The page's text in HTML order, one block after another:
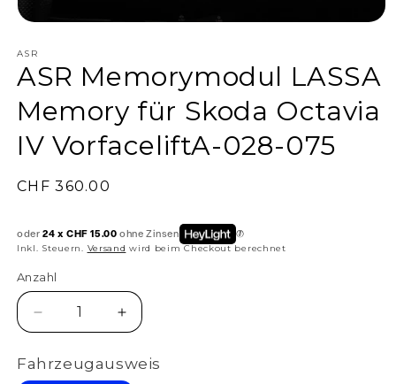
ASR
ASR Memorymodul LASSA
Memory für Skoda Octavia
IV VorfaceliftA-028-075
Normaler
CHF 360.00
oder 24 x CHF 15.00 ohne Zinsen
Inkl. Steuern. Versand wird beim Checkout berechnet
Anzahl
Anzahl
Verringere
die
Menge
Erhöhe
die
Menge
Fahrzeugausweis